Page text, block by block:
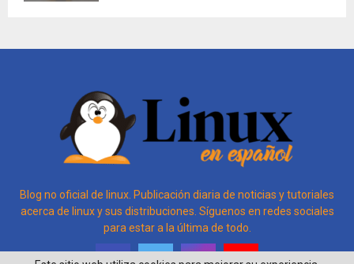
Blog no oficial de linux. Publicación diaria de noticias y tutoriales
acerca de linux y sus distribuciones. Síguenos en redes sociales
para estar a la última de todo.